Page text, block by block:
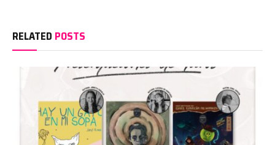
RELATED POSTS